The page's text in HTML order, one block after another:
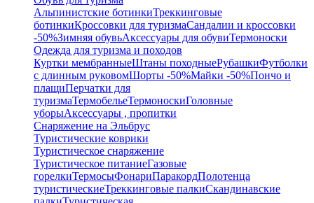
Альпинистские ботинкиТреккинговые
ботинкиКроссовки для туризмаСандалии и кроссовки
-50%Зимняя обувьАксессуары для обувиТермоноски
Одежда для туризма и походов
Куртки мембранныеШтаны походныеРубашкиФутболки
с длинным руковомШорты -50%Майки -50%Пончо и
плащиПерчатки для
туризмаТермобельеТермоноскиГоловные
уборыАксессуары , пропитки
Снаряжение на Эльбрус
Туристические коврики
Туристическое снаряжение
Туристическое питаниеГазовые
горелкиТермосыФонариПаракордПолотенца
туристическиеТреккинговые палкиСкандинавские